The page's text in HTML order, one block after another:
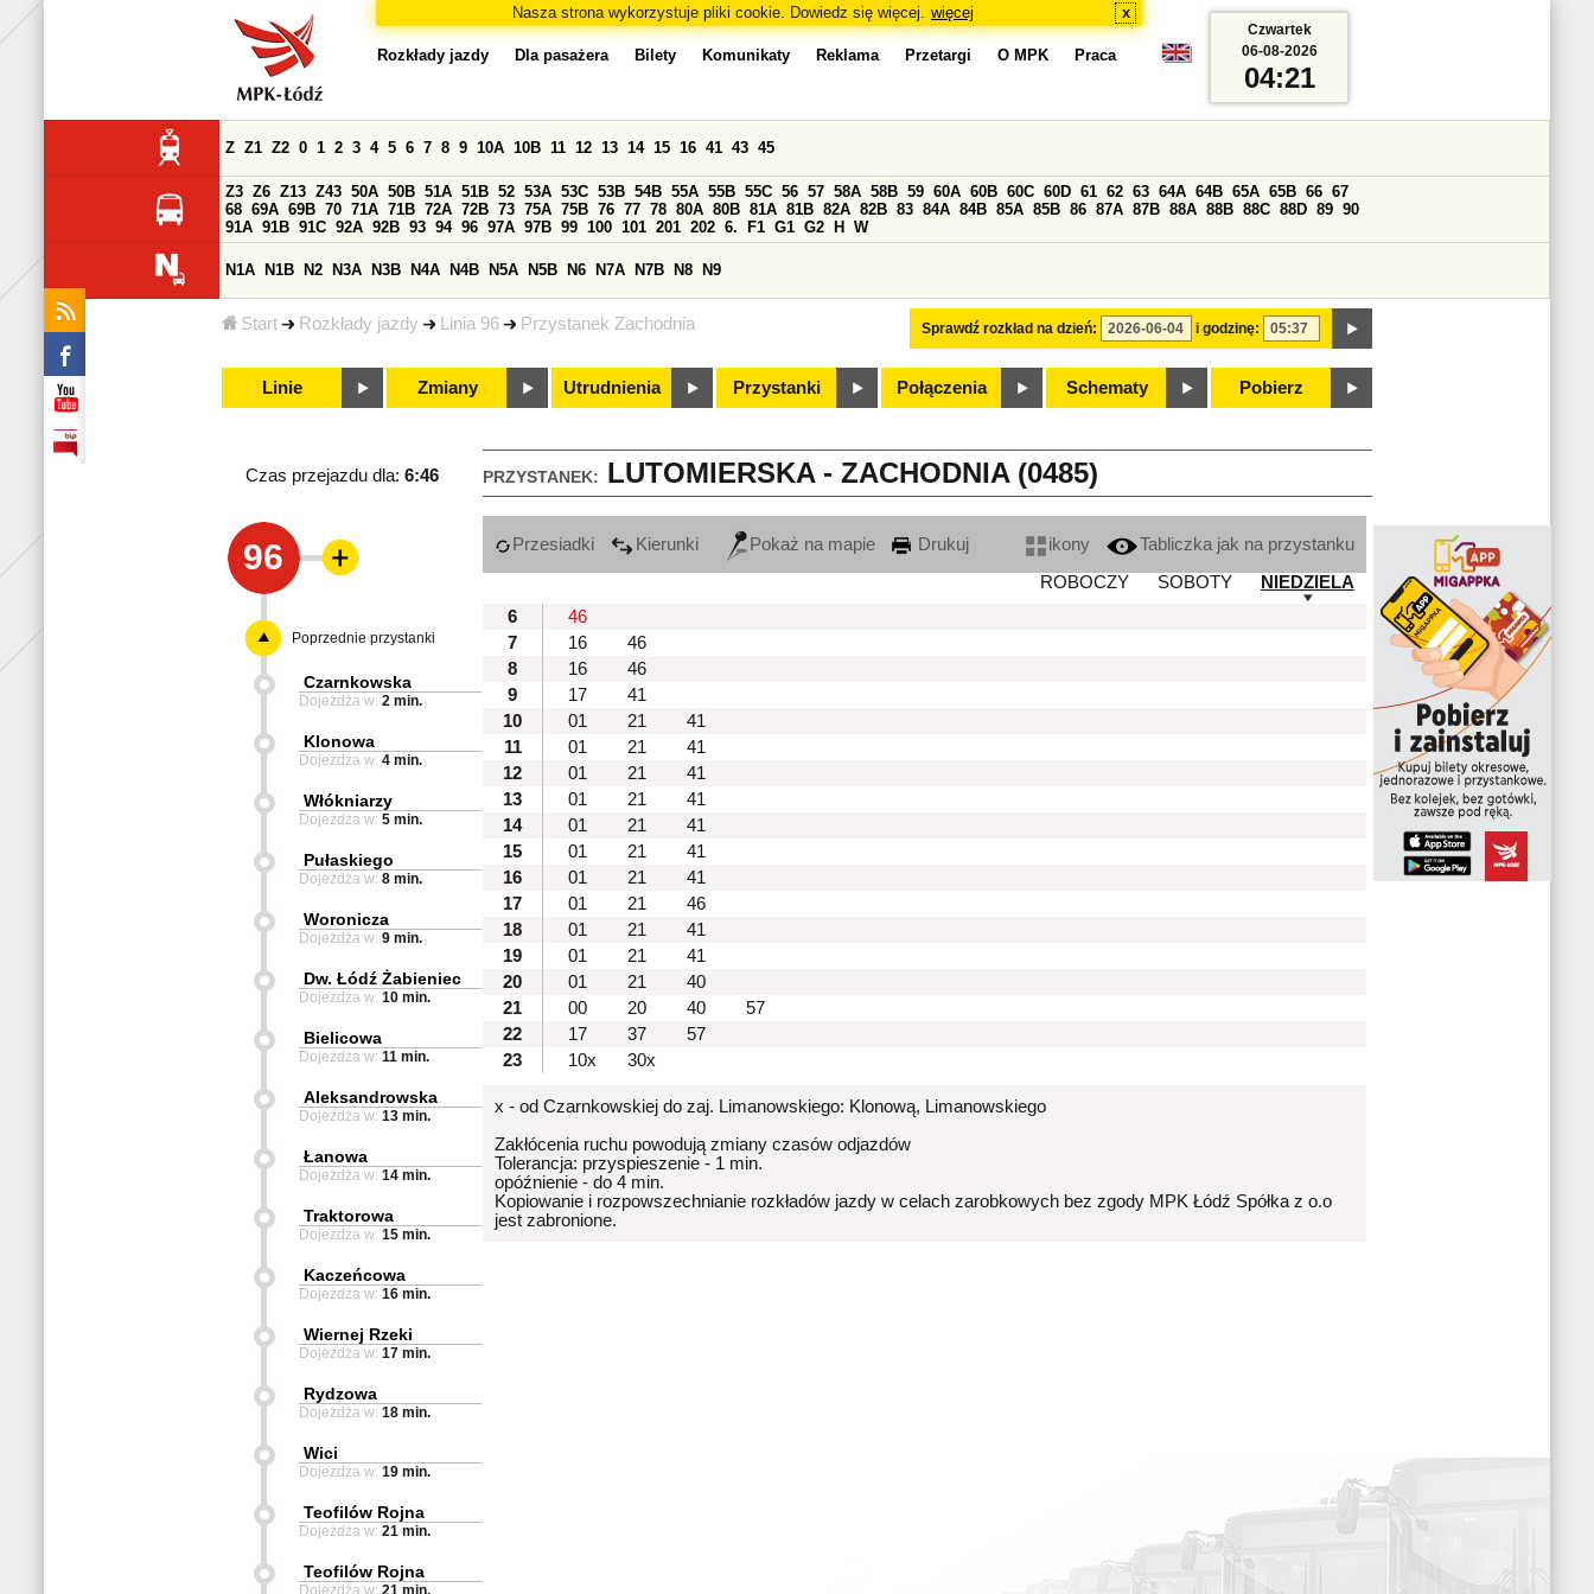
Nasza strona wykorzystuje pliki cookie. Dowiedz się więcej. więcej x
Start Rozkłady jazdy Linia 96 Przystanek Zachodnia
Rozkłady jazdy Dla pasażera Bilety Komunikaty Reklama Przetargi O MPK Praca
Sprawdź rozkład na dzień: i godzinę:
Z Z1 Z2 0 1 2 3 4 5 6 7 8 9 10A 10B 11 12 13 14 15 16 41 43 45
Z3 Z6 Z13 Z43 50A 50B 51A 51B 52 53A 53C 53B 54B 55A 55B 55C 56 57 58A 58B 59 60A 60B 60C 60D 61 62 63 64A 64B 65A 65B 66 67
68 69A 69B 70 71A 71B 72A 72B 73 75A 75B 76 77 78 80A 80B 81A 81B 82A 82B 83 84A 84B 85A 85B 86 87A 87B 88A 88B 88C 88D 89 90
91A 91B 91C 92A 92B 93 94 96 97A 97B 99 100 101 201 202 6. F1 G1 G2 H W
N1A N1B N2 N3A N3B N4A N4B N5A N5B N6 N7A N7B N8 N9
Linie Zmiany Utrudnienia Przystanki Połączenia Schematy Pobierz
Czwartek
06-08-2026
04:21
PRZYSTANEK: LUTOMIERSKA - ZACHODNIA (0485)
Czas przejazdu dla: 6:46
96 Przesiadki Kierunki Pokaż na mapie Drukuj ikony
Tabliczka jak na przystanku
ROBOCZY
SOBOTY
NIEDZIELA
6
46
7
16
46
8
16
46
9
17
41
10
01 21
41
11
01 21
41
12
01 21
41
13
01 21
41
14
01 21
41
15
01 21
41
16
01 21
41
17
01 21
46
18
01 21
41
19
01 21
41
20
01 21
40
21
00 20 40
57
22
17 37
57
23
10x 30x
x - od Czarnkowskiej do zaj. Limanowskiego: Klonową, Limanowskiego
Zakłócenia ruchu powodują zmiany czasów odjazdów
Tolerancja: przyspieszenie - 1 min.
opóźnienie - do 4 min.
Kopiowanie i rozpowszechnianie rozkładów jazdy w celach zarobkowych bez zgody MPK Łódź Spółka z o.o
jest zabronione.
Poprzednie przystanki
Czarnkowska
Dojeżdża w: 2 min.
Klonowa
Dojeżdża w: 4 min.
Włókniarzy
Dojeżdża w: 5 min.
Pułaskiego
Dojeżdża w: 8 min.
Woronicza
Dojeżdża w: 9 min.
Dw. Łódź Żabieniec
Dojeżdża w: 10 min.
Bielicowa
Dojeżdża w: 11 min.
Aleksandrowska
Dojeżdża w: 13 min.
Łanowa
Dojeżdża w: 14 min.
Traktorowa
Dojeżdża w: 15 min.
Kaczeńcowa
Dojeżdża w: 16 min.
Wiernej Rzeki
Dojeżdża w: 17 min.
Rydzowa
Dojeżdża w: 18 min.
Wici
Dojeżdża w: 19 min.
Teofilów Rojna
Dojeżdża w: 21 min.
Teofilów Rojna
Dojeżdża w: 21 min.